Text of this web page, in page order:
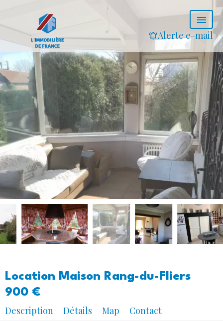
Alerte e-mail
Location Maison Rang-du-Fliers
900 €
Description
Détails Map Contact